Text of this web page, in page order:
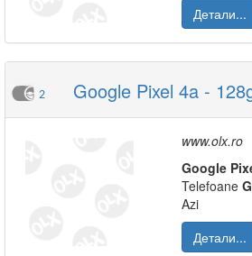
Детали...
2 Google Pixel 4a -
www.olx.ro
Google
Telefoane
Azi
Детали...